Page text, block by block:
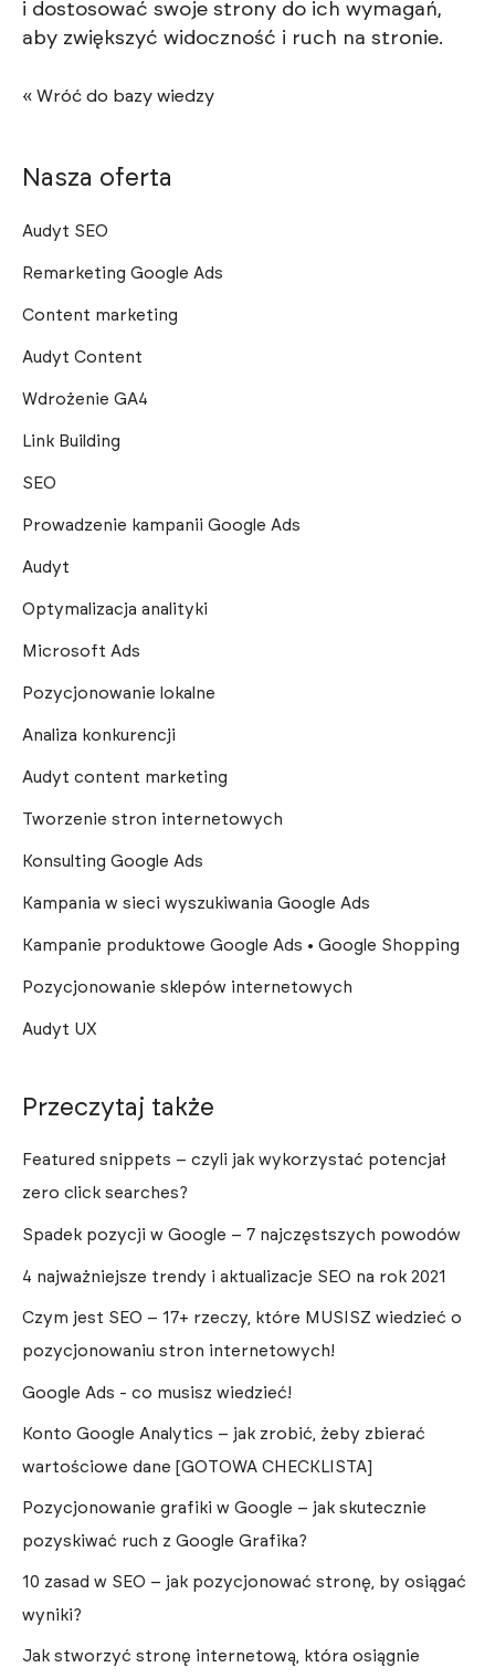
i dostosować swoje strony do ich wymagań,
aby zwiększyć widoczność i ruch na stronie.
« Wróć do bazy wiedzy
Nasza oferta
Audyt SEO
Remarketing Google Ads
Content marketing
Audyt Content
Wdrożenie GA4
Link Building
SEO
Prowadzenie kampanii Google Ads
Audyt
Optymalizacja analityki
Microsoft Ads
Pozycjonowanie lokalne
Analiza konkurencji
Audyt content marketing
Tworzenie stron internetowych
Konsulting Google Ads
Kampania w sieci wyszukiwania Google Ads
Kampanie produktowe Google Ads • Google Shopping
Pozycjonowanie sklepów internetowych
Audyt UX
Przeczytaj także
Featured snippets – czyli jak wykorzystać potencjał
zero click searches?
Spadek pozycji w Google – 7 najczęstszych powodów
4 najważniejsze trendy i aktualizacje SEO na rok 2021
Czym jest SEO – 17+ rzeczy, które MUSISZ wiedzieć o
pozycjonowaniu stron internetowych!
Google Ads - co musisz wiedzieć!
Konto Google Analytics – jak zrobić, żeby zbierać
wartościowe dane [GOTOWA CHECKLISTA]
Pozycjonowanie grafiki w Google – jak skutecznie
pozyskiwać ruch z Google Grafika?
10 zasad w SEO – jak pozycjonować stronę, by osiągać
wyniki?
Jak stworzyć stronę internetową, która osiągnie